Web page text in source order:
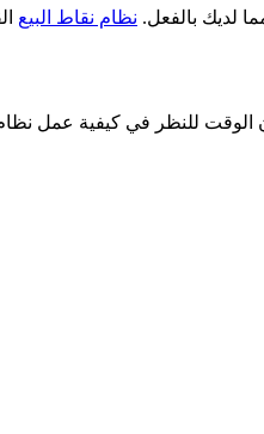
لديك بالفعل. نظام نقاط البيع
للنظر في كيفية عمل نظام